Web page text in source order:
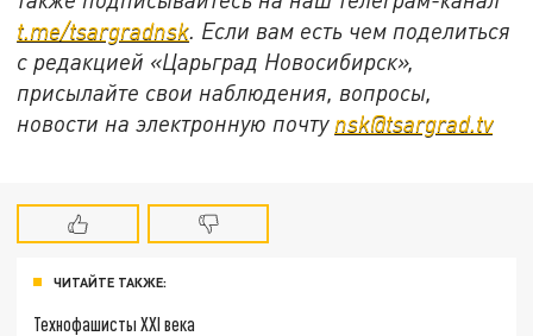
t.me/tsargradnsk. Если вам есть чем поделиться
с редакцией «Царьград Новосибирск»,
присылайте свои наблюдения, вопросы,
новости на электронную почту nsk@tsargrad.tv
ЧИТАЙТЕ ТАКЖЕ:
Технофашисты XXI века